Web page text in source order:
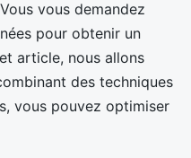
vous demandez
pour obtenir un
article, nous allons
des techniques
vous pouvez optimiser